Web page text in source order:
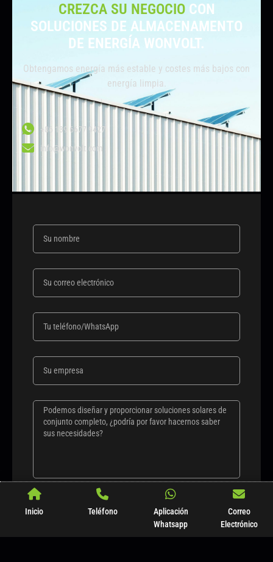
CREZCA SU NEGOCIO CON
SOLUCIONES DE ALMACENAMENTO
DE ENERGÍA WONVOLT.
Obtengamos energía más estable y costes más bajos con
energía limpia.
+86 139 6677 9427
info@wonvolt.com
ENVÍA Y RECIBE UNA RESPUESTA EN 12
Inicio Teléfono
Aplicación
Whatsapp
Correo
Electrónico